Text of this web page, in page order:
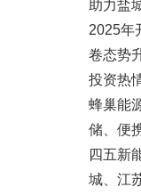
助力盐
2025年
卷态势
投资热
蜂巢能
储、便
四五新
城、江